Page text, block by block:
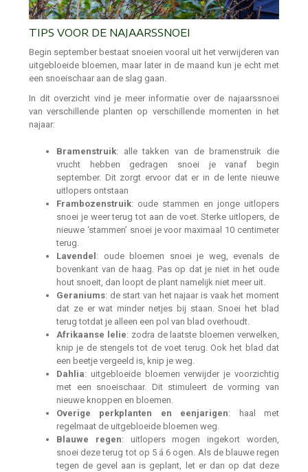
TIPS VOOR DE NAJAARSSNOEI
Begin september bestaat snoeien vooral uit het verwijderen van
uitgebloeide bloemen, maar later in de maand kun je echt met
een snoeischaar aan de slag gaan.
In dit overzicht vind je meer informatie over de najaarssnoei
van verschillende planten op verschillende momenten in het
najaar:
Bramenstruik: alle takken van de bramenstruik die
vrucht hebben gedragen snoei je vanaf begin
september. Dit zorgt ervoor dat er in de lente nieuwe
uitlopers ontstaan
Frambozenstruik: oude stammen en jonge uitlopers
snoei je weer terug tot aan de voet. Sterke uitlopers, de
nieuwe ‘stammen’ snoei je voor maximaal 10 centimeter
terug.
Lavendel : oude bloemen snoei je weg, evenals de
bovenkant van de haag. Pas op dat je niet in het oude
hout snoeit, dan loopt de plant namelijk niet meer uit.
Geraniums: de start van het najaar is vaak het moment
dat ze er wat minder netjes bij staan. Snoei het blad
terug totdat je alleen een pol van blad overhoudt.
Afrikaanse lelie: zodra de laatste bloemen verwelken,
knip je de stengels tot de voet terug. Ook het blad dat
een beetje vergeeld is, knip je weg.
Dahlia: uitgebloeide bloemen verwijder je voorzichtig
met een snoeischaar. Dit stimuleert de vorming van
nieuwe knoppen en bloemen.
Overige perkplanten en eenjarigen: haal met
regelmaat de uitgebloeide bloemen weg.
Blauwe regen: uitlopers mogen ingekort worden,
snoei deze terug tot op 5 á 6 ogen. Als de blauwe regen
tegen de gevel aan is geplant, let er dan op dat deze